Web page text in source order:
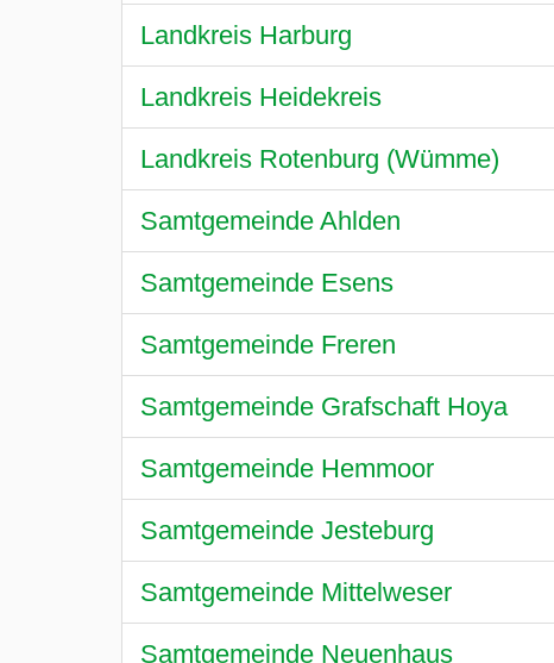
Landkreis Harburg
Landkreis Heidekreis
Landkreis Rotenburg (Wümme)
Samtgemeinde Ahlden
Samtgemeinde Esens
Samtgemeinde Freren
Samtgemeinde Grafschaft Hoya
Samtgemeinde Hemmoor
Samtgemeinde Jesteburg
Samtgemeinde Mittelweser
Samtgemeinde Neuenhaus